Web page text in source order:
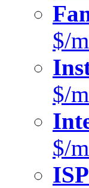
$/
$/
$/